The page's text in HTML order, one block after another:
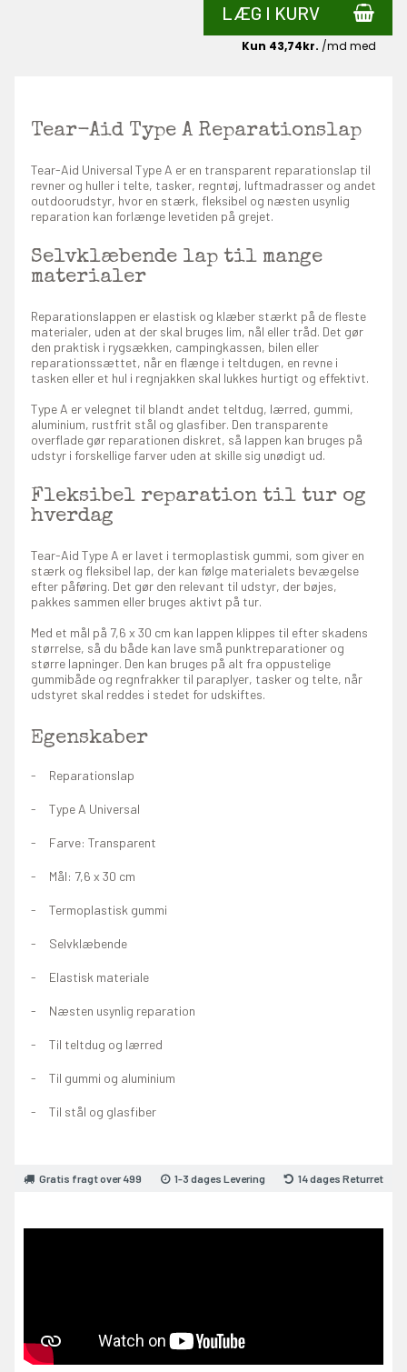
LÆG I KURV
Tear-Aid Type A Reparationslap
Tear-Aid Universal Type A er en transparent reparationslap til
revner og huller i telte, tasker, regntøj, luftmadrasser og andet
outdoorudstyr, hvor en stærk, fleksibel og næsten usynlig
reparation kan forlænge levetiden på grejet.
Selvklæbende lap til mange
materialer
Reparationslappen er elastisk og klæber stærkt på de fleste
materialer, uden at der skal bruges lim, nål eller tråd. Det gør
den praktisk i rygsækken, campingkassen, bilen eller
reparationssættet, når en flænge i teltdugen, en revne i
tasken eller et hul i regnjakken skal lukkes hurtigt og effektivt.
Type A er velegnet til blandt andet teltdug, lærred, gummi,
aluminium, rustfrit stål og glasfiber. Den transparente
overflade gør reparationen diskret, så lappen kan bruges på
udstyr i forskellige farver uden at skille sig unødigt ud.
Fleksibel reparation til tur og
hverdag
Tear-Aid Type A er lavet i termoplastisk gummi, som giver en
stærk og fleksibel lap, der kan følge materialets bevægelse
efter påføring. Det gør den relevant til udstyr, der bøjes,
pakkes sammen eller bruges aktivt på tur.
Med et mål på 7,6 x 30 cm kan lappen klippes til efter skadens
størrelse, så du både kan lave små punktreparationer og
større lapninger. Den kan bruges på alt fra oppustelige
gummibåde og regnfrakker til paraplyer, tasker og telte, når
udstyret skal reddes i stedet for udskiftes.
Egenskaber
Reparationslap
Type A Universal
Farve: Transparent
Mål: 7,6 x 30 cm
Termoplastisk gummi
Selvklæbende
Elastisk materiale
Næsten usynlig reparation
Til teltdug og lærred
Til gummi og aluminium
Til stål og glasfiber
Gratis fragt over 499 1-3 dages Levering 14 dages Returret